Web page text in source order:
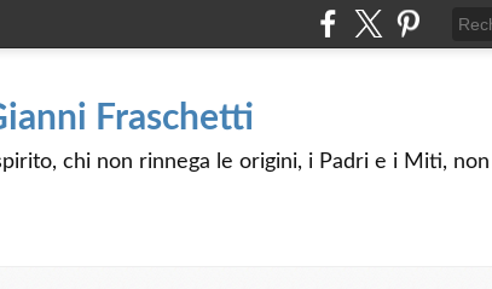
Fraschetti
chi non rinnega le origini, i Padri e i Miti,